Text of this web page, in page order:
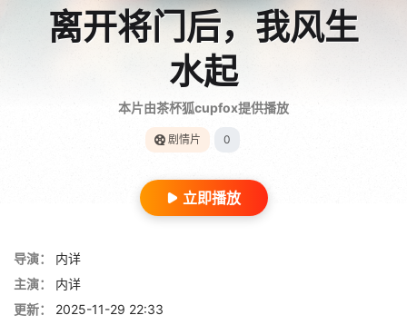
离开将门后，我风生
水起
本片由茶杯狐cupfox提供播放
剧情片 0
立即播放
导演：
内详
主演：
内详
更新：
2025-11-29 22:33